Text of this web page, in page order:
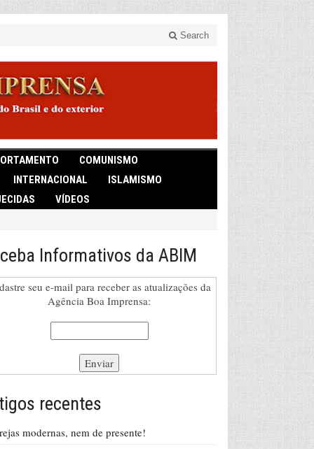
Search
COMUNISMO
INTERNACIONAL
ISLAMISMO
VÍDEOS
Informativos da ABIM
seu e-mail para receber as atualizações da
Agência Boa Imprensa:
recentes
modernas, nem de presente!